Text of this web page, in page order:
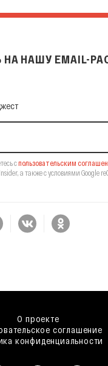
НАШУ EMAIL-
рассылку
спользовательским
а также с условиями Google
О проекте
соглашение
конфиденциальности